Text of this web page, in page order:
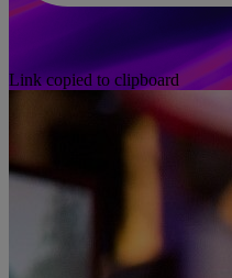
Link copied to clipboard